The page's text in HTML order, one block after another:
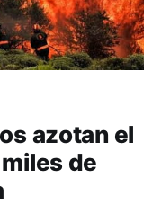
azotan el
de